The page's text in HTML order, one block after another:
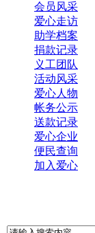
会员风采
爱心走访
助学档案
捐款记录
义工团队
活动风采
爱心人物
帐务公示
送款记录
爱心企业
便民查询
加入爱心